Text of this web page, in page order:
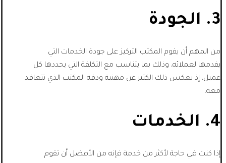
3. الجودة
من المهم أن يقوم المكتب التركيز على جودة الخدمات التي
يقدمها لعملائه، وذلك بما يتناسب مع التكلفة التي يحددها كل
عميل، إذ يعكس ذلك الكثير عن مهنية ودقة المكتب الذي تتعاقد
معه.
4. الخدمات
إذا كنت في حاجة لأكثر من خدمة فإنه من الأفضل أن تقوم